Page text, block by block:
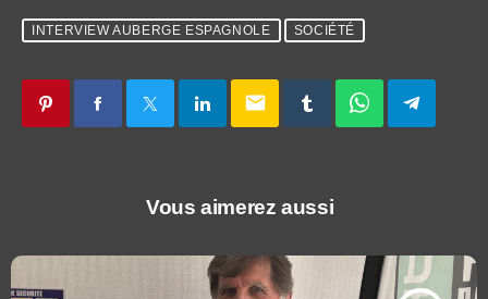
INTERVIEW AUBERGE ESPAGNOLE SOCIÉTÉ
email
Vous aimerez aussi